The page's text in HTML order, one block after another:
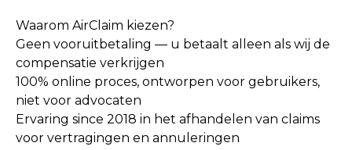
Waarom AirClaim kiezen?
Geen vooruitbetaling — u betaalt alleen als wij de
compensatie verkrijgen
100% online proces, ontworpen voor gebruikers,
niet voor advocaten
Ervaring since 2018 in het afhandelen van claims
voor vertragingen en annuleringen